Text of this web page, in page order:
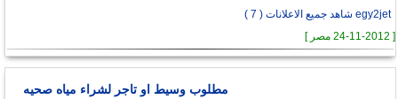
egy2jet شاهد جميع الاعلانات ( 7 )
[ 24-11-2012 مصر ]
مطلوب وسيط او تاجر لشراء مياه صحيه